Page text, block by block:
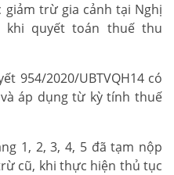
trừ gia cảnh tại Nghị
khi quyết toán thuế thu
954/2020/UBTVQH14 có
áp dụng từ kỳ tính thuế
1, 2, 3, 4, 5 đã tạm nộp
cũ, khi thực hiện thủ tục